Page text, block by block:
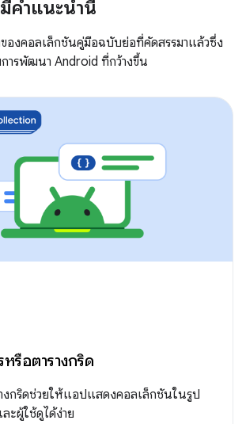
คำแนะนำนี้
งคอลเล็กชันคู่มือฉบับย่อที่คัดสรรมาแล้วซึ่ง
ารพัฒนา Android ที่กว้างขึ้น
หรือตารางกริด
างกริดช่วยให้แอปแสดงคอลเล็กชันในรูป
ะผู้ใช้ดูได้ง่าย